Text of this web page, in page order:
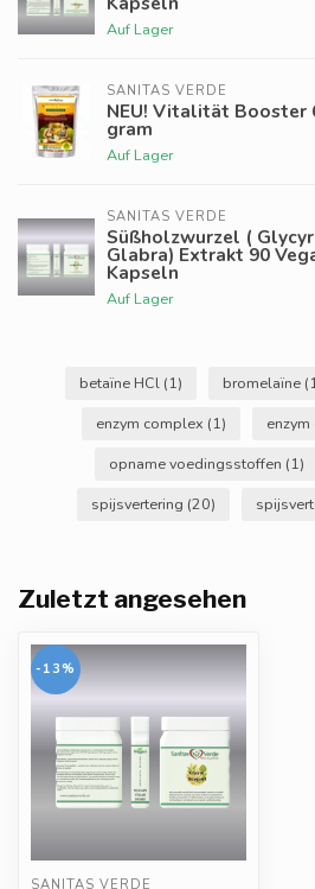
Auf Lager
SANITAS VERDE
NEU! Vitalität Booster
gram
Auf Lager
SANITAS VERDE
Süßholzwurzel (
Glabra) Extrakt 90
Kapseln
Auf Lager
betaïne HCl (1) bromelaïne
enzym complex (1)
opname voedingsstoffen (1)
spijsvertering (20)
Zuletzt angesehen
-13%
SANITAS VERDE